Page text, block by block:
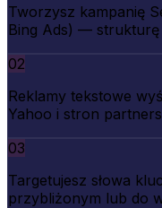
Tworzysz kampanię
Bing Ads) — strukturę
02
Reklamy tekstowe
Yahoo i stron
03
Targetujesz słowa
przybliżonym lub do